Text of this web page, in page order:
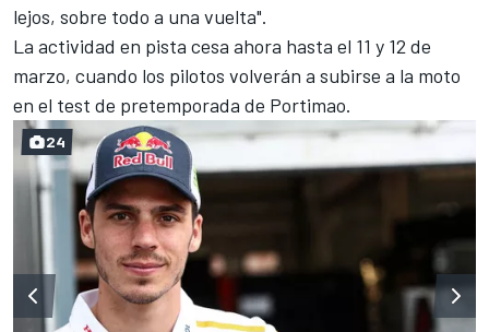
lejos, sobre todo a una vuelta".
La actividad en pista cesa ahora hasta el 11 y 12 de
marzo, cuando los pilotos volverán a subirse a la moto
en el test de pretemporada de Portimao.
24